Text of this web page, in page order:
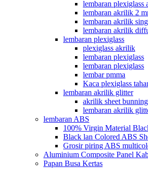
lembaran plexiglass
lembaran akrilik 2
lembaran akrilik
lembaran akrilik
lembaran plexiglass
plexiglass akrilik
lembaran plexiglass
lembaran plexiglass
lembar pmma
Kaca plexiglass
lembaran akrilik glitter
akrilik sheet
lembaran akrilik
lembaran ABS
100% Virgin Material
Black lan Colored ABS
Grosir piring ABS
Aluminium Composite Panel
Papan Busa Kertas